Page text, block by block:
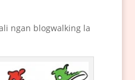
ngan blogwalking la